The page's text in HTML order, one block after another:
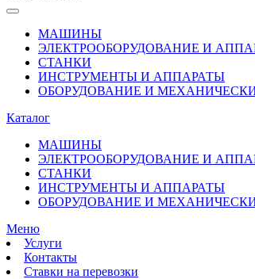
МАШИНЫ
ЭЛЕКТРООБОРУДОВАНИЕ И
СТАНКИ
ИНСТРУМЕНТЫ И АППАРАТЫ
ОБОРУДОВАНИЕ И
Каталог
МАШИНЫ
ЭЛЕКТРООБОРУДОВАНИЕ И
СТАНКИ
ИНСТРУМЕНТЫ И АППАРАТЫ
ОБОРУДОВАНИЕ И
Меню
Услуги
Контакты
Ставки на перевозки